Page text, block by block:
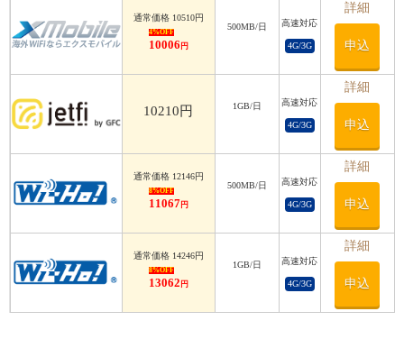
通常価格 10510円
4%OFF
10006 円
500MB/日 高速対応
4G/3G
詳細
申込
10210円 1GB/日 高速対応
4G/3G
詳細
申込
通常価格 12146円
8%OFF
11067 円
500MB/日 高速対応
4G/3G
詳細
申込
通常価格 14246円
8%OFF
13062 円
1GB/日 高速対応
4G/3G
詳細
申込